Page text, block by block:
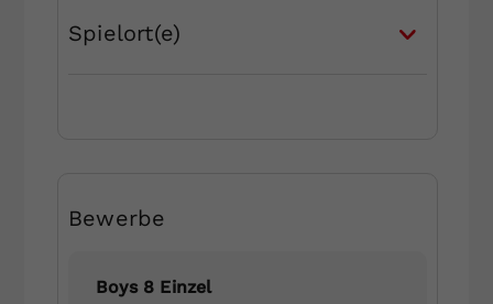
Spielort(e)
Bewerbe
Boys 8 Einzel